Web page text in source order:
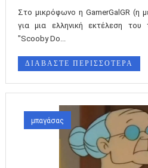
Στο μικρόφωνο η GamerGalGR (η
για μια ελληνική εκτέλεση του
"Scooby Do...
ΔΙΑΒΑΣΤΕ ΠΕΡΙΣΣΟΤΕΡΑ
μπαγάσας